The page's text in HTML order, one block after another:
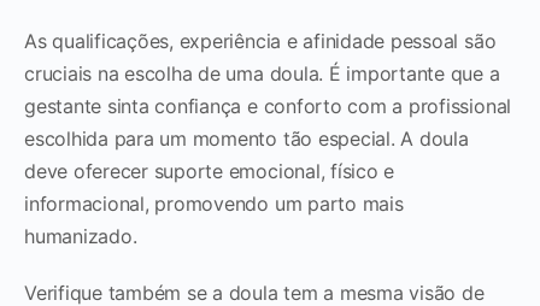
As qualificações, experiência e afinidade pessoal são
cruciais na escolha de uma doula. É importante que a
gestante sinta confiança e conforto com a profissional
escolhida para um momento tão especial. A doula
deve oferecer suporte emocional, físico e
informacional, promovendo um parto mais
humanizado.
Verifique também se a doula tem a mesma visão de